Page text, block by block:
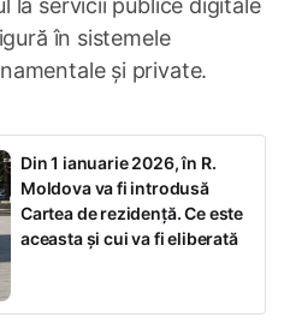
la servicii publice digitale
în sistemele
și private.
Din 1 ianuarie 2026, în R.
Moldova va fi introdusă
Cartea de rezidență. Ce este
aceasta și cui va fi eliberată